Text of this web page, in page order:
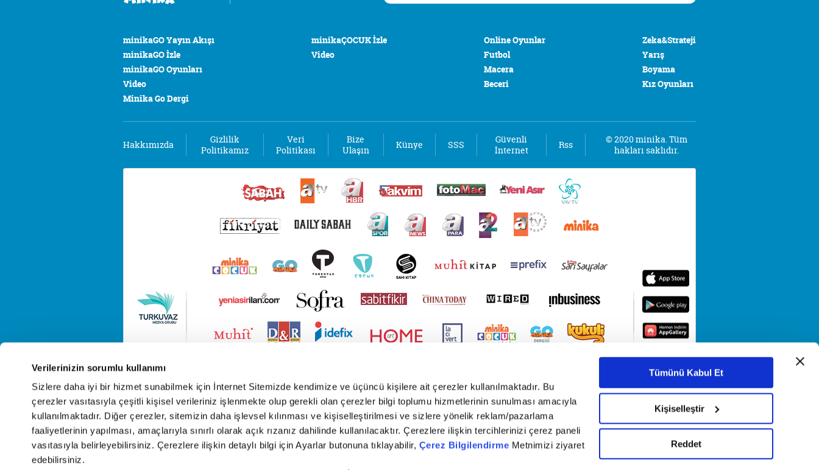
Verilerinizin sorumlu kullanımı
Sizlere daha iyi bir hizmet sunabilmek için İnternet Sitemizde kendimize ve üçüncü kişilere ait çerezler kullanılmaktadır. Bu
çerezler vasıtasıyla çeşitli kişisel verileriniz işlenmekte olup gerekli olan çerezler bilgi toplumu hizmetlerinin sunulması amacıyla
kullanılmaktadır. Diğer çerezler, sitemizin daha işlevsel kılınması ve kişiselleştirilmesi ve sizlere yönelik reklam/pazarlama
faaliyetlerinin yapılması, amaçlarıyla sınırlı olarak açık rızanız dahilinde kullanılacaktır. Çerezlere ilişkin tercihlerinizi çerez paneli
vasıtasıyla belirleyebilirsiniz. Çerezlere ilişkin detaylı bilgi için Ayarlar butonuna tıklayabilir, Çerez Bilgilendirme Metnimizi ziyaret
edebilirsiniz.
Tümünü Kabul Et
Kişiselleştir
Reddet
minikaGO Yayın Akışı
minikaGO İzle
minikaGO Oyunları
Video
Minika Go Dergi
minikaÇOCUK İzle
Video
Online Oyunlar
Futbol
Macera
Beceri
Zeka&Strateji
Yarış
Boyama
Kız Oyunları
Hakkımızda
Gizlilik
Politikamız
Veri
Politikası
Bize
Ulaşın
Künye SSS
Güvenli
İnternet
Rss
© 2020 minika. Tüm
hakları saklıdır.
Copyright © 2026 Tüm hakları saklıdır. TURKUVAZ HABERLEŞME VE YAYINCILIK ANONİM ŞİRKETİ